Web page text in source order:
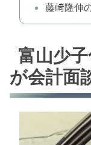
藤﨑隆伸
富山少
が会計面